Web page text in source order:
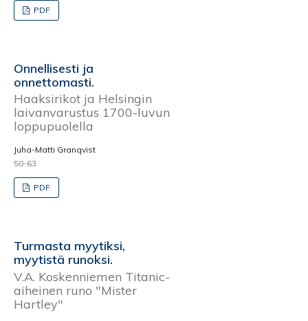
PDF
Onnellisesti ja
onnettomasti.
Haaksirikot ja Helsingin
laivanvarustus 1700-luvun
loppupuolella
Juha-Matti Granqvist
50-63
PDF
Turmasta myytiksi,
myytistä runoksi.
V.A. Koskenniemen Titanic-
aiheinen runo "Mister
Hartley"